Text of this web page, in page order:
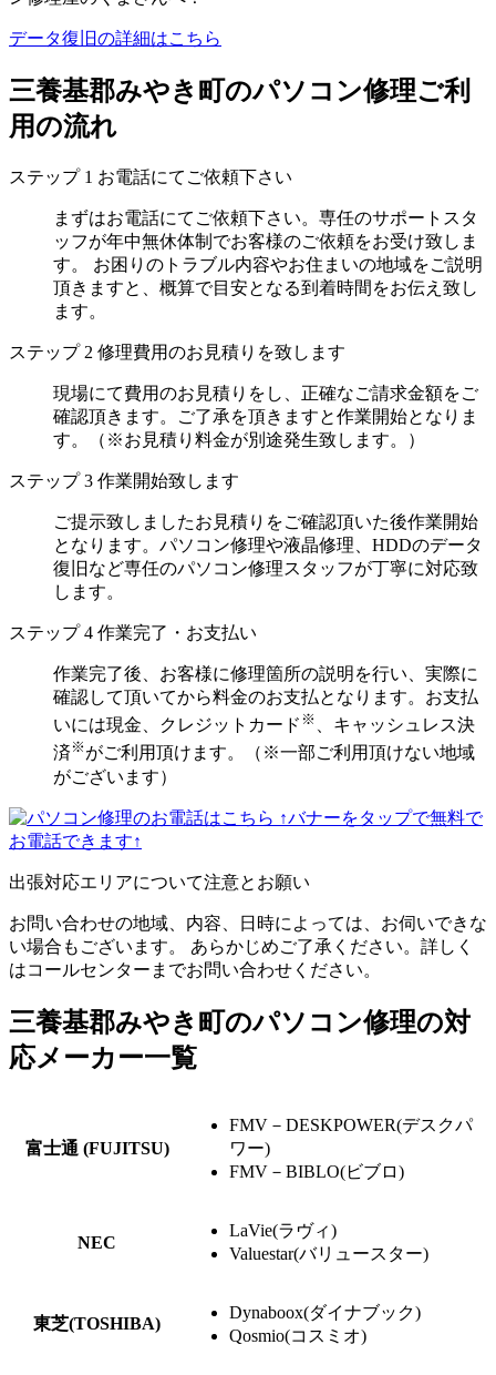
データ復旧の詳細はこちら
三養基郡みやき町のパソコン修理ご利
用の流れ
ステップ 1 お電話にてご依頼下さい
まずはお電話にてご依頼下さい。専任のサポートスタ
ッフが年中無休体制でお客様のご依頼をお受け致しま
す。 お困りのトラブル内容やお住まいの地域をご説明
頂きますと、概算で目安となる到着時間をお伝え致し
ます。
ステップ 2 修理費用のお見積りを致します
現場にて費用のお見積りをし、正確なご請求金額をご
確認頂きます。ご了承を頂きますと作業開始となりま
す。（※お見積り料金が別途発生致します。）
ステップ 3 作業開始致します
ご提示致しましたお見積りをご確認頂いた後作業開始
となります。パソコン修理や液晶修理、HDDのデータ
復旧など専任のパソコン修理スタッフが丁寧に対応致
します。
ステップ 4 作業完了・お支払い
作業完了後、お客様に修理箇所の説明を行い、実際に
確認して頂いてから料金のお支払となります。お支払
いには現金、クレジットカード ※
、キャッシュレス決
済 ※ がご利用頂けます。（※一部ご利用頂けない地域
がございます）
↑バナーをタップで無料で
お電話できます↑
出張対応エリアについて注意とお願い
お問い合わせの地域、内容、日時によっては、お伺いできな
い場合もございます。 あらかじめご了承ください。詳しく
はコールセンターまでお問い合わせください。
三養基郡みやき町のパソコン修理の対
応メーカー一覧
富士通 (FUJITSU)
FMV－DESKPOWER(デスクパ
ワー)
FMV－BIBLO(ビブロ)
NEC
LaVie(ラヴィ)
Valuestar(バリュースター)
東芝(TOSHIBA)
Dynaboox(ダイナブック)
Qosmio(コスミオ)